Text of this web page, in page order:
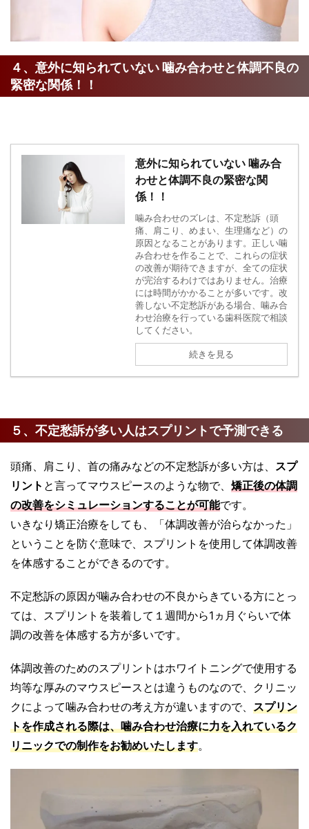
４、意外に知られていない 噛み合わせと体調不良の
緊密な関係！！
意外に知られていない 噛み合
わせと体調不良の緊密な関
係！！
噛み合わせのズレは、不定愁訴（頭
痛、肩こり、めまい、生理痛など）の
原因となることがあります。正しい噛
み合わせを作ることで、これらの症状
の改善が期待できますが、全ての症状
が完治するわけではありません。治療
には時間がかかることが多いです。改
善しない不定愁訴がある場合、噛み合
わせ治療を行っている歯科医院で相談
してください。
続きを見る
５、不定愁訴が多い人はスプリントで予測できる
頭痛、肩こり、首の痛みなどの不定愁訴が多い方は、 スプ
リント と言ってマウスピースのような物で、 矯正後の体調
の改善をシミュレーションすることが可能です。
いきなり矯正治療をしても、「体調改善が治らなかった」
ということを防ぐ意味で、スプリントを使用して体調改善
を体感することができるのです。
不定愁訴の原因が噛み合わせの不良からきている方にとっ
ては、スプリントを装着して１週間から1ヵ月ぐらいで体
調の改善を体感する方が多いです。
体調改善のためのスプリントはホワイトニングで使用する
均等な厚みのマウスピースとは違うものなので、クリニッ
クによって噛み合わせの考え方が違いますので、 スプリン
トを作成される際は、噛み合わせ治療に力を入れているク
リニックでの制作をお勧めいたします。